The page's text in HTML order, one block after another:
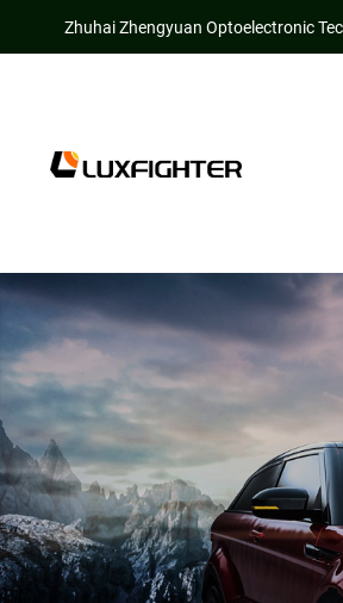
Zhuhai Zhengyuan Optoelectronic